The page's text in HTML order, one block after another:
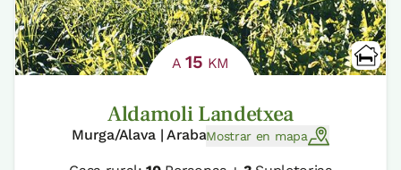
A15 KM
Aldamoli Landetxea
Murga/Alava | ArabaMostrar en mapa